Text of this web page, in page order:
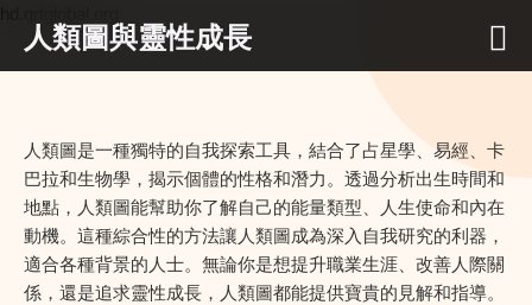
人類圖與靈性成長
人類圖是一種獨特的自我探索工具，結合了占星學、易經、卡
巴拉和生物學，揭示個體的性格和潛力。透過分析出生時間和
地點，人類圖能幫助你了解自己的能量類型、人生使命和內在
動機。這種綜合性的方法讓人類圖成為深入自我研究的利器，
適合各種背景的人士。無論你是想提升職業生涯、改善人際關
係，還是追求靈性成長，人類圖都能提供寶貴的見解和指導。